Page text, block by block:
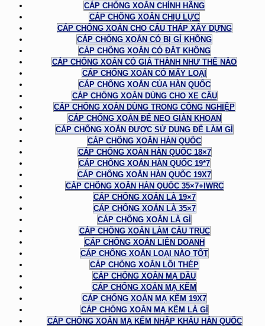
CÁP CHỐNG XOẮN CHÍNH HÃNG
CÁP CHỐNG XOẮN CHỊU LỰC
CÁP CHỐNG XOẮN CHO CẨU THÁP XÂY DỰNG
CÁP CHỐNG XOẮN CÓ BỊ GỈ KHÔNG
CÁP CHỐNG XOẮN CÓ ĐẮT KHÔNG
CÁP CHỐNG XOẮN CÓ GIÁ THÀNH NHƯ THẾ NÀO
CÁP CHỐNG XOẮN CÓ MẤY LOẠI
CÁP CHỐNG XOẮN CỦA HÀN QUỐC
CÁP CHỐNG XOẮN DÙNG CHO XE CẨU
CÁP CHỐNG XOẮN DÙNG TRONG CÔNG NGHIỆP
CÁP CHỐNG XOẮN ĐỂ NEO GIÀN KHOAN
CÁP CHỐNG XOẮN ĐƯỢC SỬ DỤNG ĐỂ LÀM GÌ
CÁP CHỐNG XOẮN HÀN QUỐC
CÁP CHỐNG XOẮN HÀN QUỐC 18×7
CÁP CHỐNG XOẮN HÀN QUỐC 19*7
CÁP CHỐNG XOẮN HÀN QUỐC 19X7
CÁP CHỐNG XOẮN HÀN QUỐC 35×7+IWRC
CÁP CHỐNG XOẮN LÀ 19×7
CÁP CHỐNG XOẮN LÀ 35×7
CÁP CHỐNG XOẮN LÀ GÌ
CÁP CHỐNG XOẮN LÀM CẨU TRỤC
CÁP CHỐNG XOẮN LIÊN DOANH
CÁP CHỐNG XOẮN LOẠI NÀO TỐT
CÁP CHỐNG XOẮN LÕI THÉP
CÁP CHỐNG XOẮN MẠ DẦU
CÁP CHỐNG XOẮN MẠ KẼM
CÁP CHỐNG XOẮN MẠ KẼM 19X7
CÁP CHỐNG XOẮN MẠ KẼM LÀ GÌ
CÁP CHỐNG XOẮN MẠ KẼM NHẬP KHẨU HÀN QUỐC